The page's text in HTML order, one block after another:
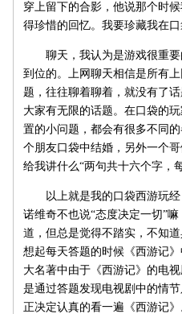
穿上留下的合影，他说那个时
得珍惜的回忆。我要珍藏我在
聊天，我认为是游戏很重要
到位的。上网聊天相信是所有
题，往往聊着聊着，就没有了
大家有无限的话题。在口袋的
置的小问题，都会有很多不同
个朋友口袋中结婚，另外一个
给我讲什么“两句共十六个字，
以上就是我的口袋西游玩经
诺维奇不也说“态度决定一切”
道，但总是觉得不踏实，不知
想起每天答题的时候《西游记
大名著中由于《西游记》的电
是通过答题发现电视剧中的情
正决定认真的看一遍《西游记》